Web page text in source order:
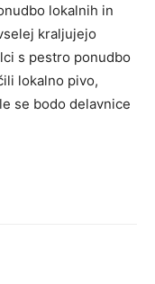
lokalnih in
kraljujejo
s pestro ponudbo
lokalno pivo,
se bodo delavnice